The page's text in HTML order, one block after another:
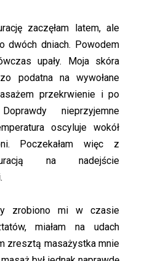
zaczęłam latem, ale
dwóch dniach. Powodem
upały. Moja skóra
podatna na wywołane
przekrwienie i po
nieprzyjemne
oscyluje wokół
Poczekałam więc z
na nadejście
zrobiono mi w czasie
miałam na udach
zresztą masażystka mnie